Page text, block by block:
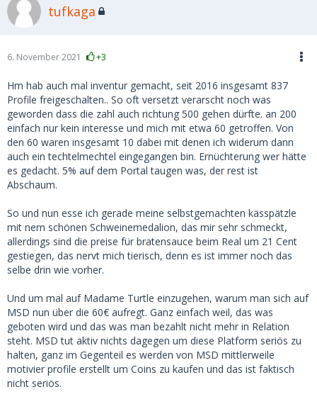
tufkaga
6. November 2021 +3
Hm hab auch mal inventur gemacht, seit 2016 insgesamt 837
Profile freigeschalten.. So oft versetzt verarscht noch was
geworden dass die zahl auch richtung 500 gehen dürfte. an 200
einfach nur kein interesse und mich mit etwa 60 getroffen. Von
den 60 waren insgesamt 10 dabei mit denen ich widerum dann
auch ein techtelmechtel eingegangen bin. Ernüchterung wer hätte
es gedacht. 5% auf dem Portal taugen was, der rest ist
Abschaum.
So und nun esse ich gerade meine selbstgemachten kässpätzle
mit nem schönen Schweinemedalion, das mir sehr schmeckt,
allerdings sind die preise für bratensauce beim Real um 21 Cent
gestiegen, das nervt mich tierisch, denn es ist immer noch das
selbe drin wie vorher.
Und um mal auf Madame Turtle einzugehen, warum man sich auf
MSD nun über die 60€ aufregt. Ganz einfach weil, das was
geboten wird und das was man bezahlt nicht mehr in Relation
steht. MSD tut aktiv nichts dagegen um diese Platform seriös zu
halten, ganz im Gegenteil es werden von MSD mittlerweile
motivier profile erstellt um Coins zu kaufen und das ist faktisch
nicht seriös.